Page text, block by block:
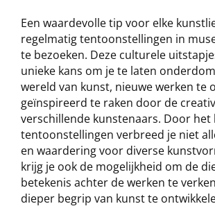
Een waardevolle tip voor elke
regelmatig tentoonstellingen in
te bezoeken. Deze culturele
unieke kans om je te laten
wereld van kunst, nieuwe werken te
geïnspireerd te raken door de
verschillende kunstenaars. Door het
tentoonstellingen verbreed je niet
en waardering voor diverse
krijg je ook de mogelijkheid om de
betekenis achter de werken te
dieper begrip van kunst te